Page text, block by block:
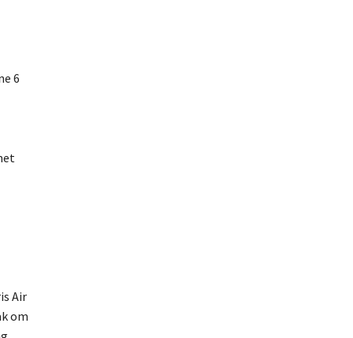
6
Air
om